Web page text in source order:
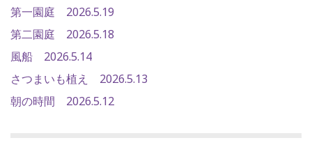
第一園庭 2026.5.19
第二園庭 2026.5.18
風船 2026.5.14
さつまいも植え 2026.5.13
朝の時間 2026.5.12